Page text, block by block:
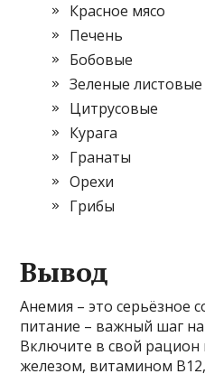
Красное мясо
Печень
Бобовые
Зеленые
Цитрусовые
Курага
Гранаты
Орехи
Грибы
Вывод
Анемия – это серьёзное
питание – важный шаг
Включите в свой рацион
железом, витамином